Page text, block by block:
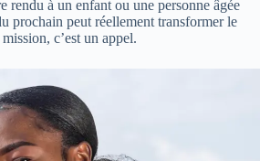
rendu à un enfant ou une personne âgée
prochain peut réellement transformer le
c’est un appel.